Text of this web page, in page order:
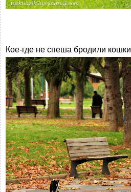
Кое-где не спеша бродили кошки